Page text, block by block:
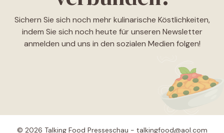
Sichern Sie sich noch mehr kulinarische Köstlichkeiten,
indem Sie sich noch heute für unseren Newsletter
anmelden und uns in den sozialen Medien folgen!
© 2026 Talking Food Presseschau - talkingfood@aol.com